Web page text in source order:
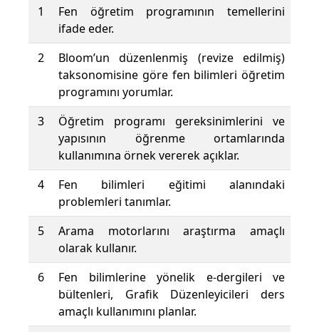
1
Fen öğretim programının temellerini
ifade eder.
2
Bloom’un düzenlenmiş (revize edilmiş)
taksonomisine göre fen bilimleri öğretim
programını yorumlar.
3
Öğretim programı gereksinimlerini ve
yapısının öğrenme ortamlarında
kullanımına örnek vererek açıklar.
4
Fen bilimleri eğitimi alanındaki
problemleri tanımlar.
5
Arama motorlarını araştırma amaçlı
olarak kullanır.
6
Fen bilimlerine yönelik e-dergileri ve
bültenleri, Grafik Düzenleyicileri ders
amaçlı kullanımını planlar.